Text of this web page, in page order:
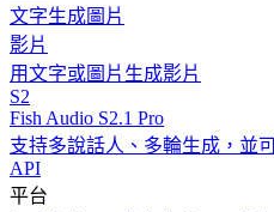
文字生成圖片
影片
用文字或圖片生成影片
S2
Fish Audio S2.1 Pro
支持多說話人、多輪生成，並
API
平台